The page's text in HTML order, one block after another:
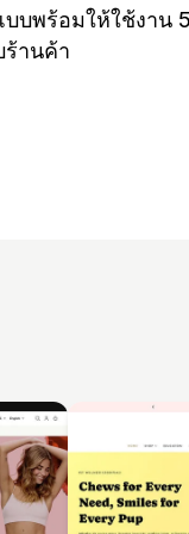
บพร้อมให้ใช้งาน
ร้านค้า